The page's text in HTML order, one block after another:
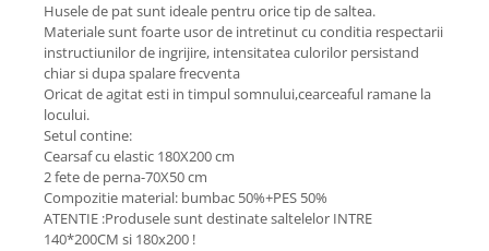
Husele de pat sunt ideale pentru orice tip de saltea.
Materiale sunt foarte usor de intretinut cu conditia respectarii
instructiunilor de ingrijire, intensitatea culorilor persistand
chiar si dupa spalare frecventa
Oricat de agitat esti in timpul somnului,cearceaful ramane la
locului.
Setul contine:
Cearsaf cu elastic 180X200 cm
2 fete de perna-70X50 cm
Compozitie material: bumbac 50%+PES 50%
ATENTIE :Produsele sunt destinate saltelelor INTRE
140*200CM si 180x200 !